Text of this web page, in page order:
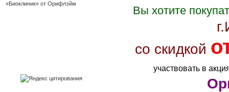
«Биоклиник» от Орифлэйм
Вы хотите
со скидкой
участвовать в